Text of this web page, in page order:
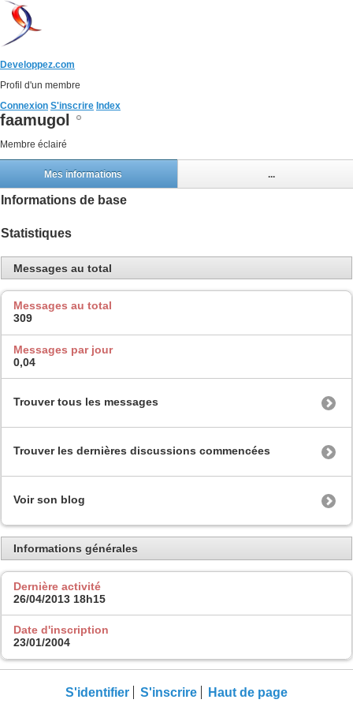
Developpez.com
Profil d'un membre
Connexion S'inscrire Index
faamugol
Membre éclairé
Mes informations ...
Informations de base
Statistiques
Messages au total
Messages au total
309
Messages par jour
0,04
Trouver tous les messages
Trouver les dernières discussions commencées
Voir son blog
Informations générales
Dernière activité
26/04/2013 18h15
Date d'inscription
23/01/2004
S'identifier S'inscrire Haut de page